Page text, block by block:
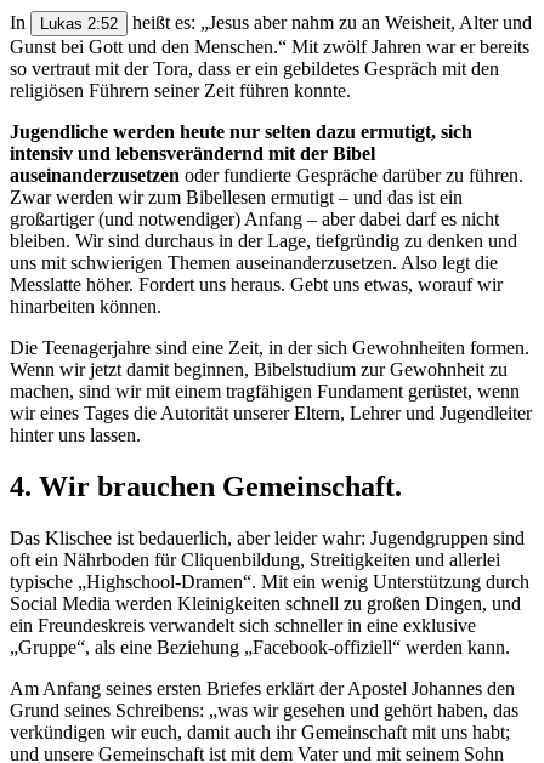
In Lukas 2:52
heißt es: „Jesus aber nahm zu an Weisheit, Alter und
Gunst bei Gott und den Menschen.“ Mit zwölf Jahren war er bereits
so vertraut mit der Tora, dass er ein gebildetes Gespräch mit den
religiösen Führern seiner Zeit führen konnte.
Jugendliche werden heute nur selten dazu ermutigt, sich
intensiv und lebensverändernd mit der Bibel
auseinanderzusetzen oder fundierte Gespräche darüber zu führen.
Zwar werden wir zum Bibellesen ermutigt – und das ist ein
großartiger (und notwendiger) Anfang – aber dabei darf es nicht
bleiben. Wir sind durchaus in der Lage, tiefgründig zu denken und
uns mit schwierigen Themen auseinanderzusetzen. Also legt die
Messlatte höher. Fordert uns heraus. Gebt uns etwas, worauf wir
hinarbeiten können.
Die Teenagerjahre sind eine Zeit, in der sich Gewohnheiten formen.
Wenn wir jetzt damit beginnen, Bibelstudium zur Gewohnheit zu
machen, sind wir mit einem tragfähigen Fundament gerüstet, wenn
wir eines Tages die Autorität unserer Eltern, Lehrer und Jugendleiter
hinter uns lassen.
4. Wir brauchen Gemeinschaft.
Das Klischee ist bedauerlich, aber leider wahr: Jugendgruppen sind
oft ein Nährboden für Cliquenbildung, Streitigkeiten und allerlei
typische „Highschool-Dramen“. Mit ein wenig Unterstützung durch
Social Media werden Kleinigkeiten schnell zu großen Dingen, und
ein Freundeskreis verwandelt sich schneller in eine exklusive
„Gruppe“, als eine Beziehung „Facebook-offiziell“ werden kann.
Am Anfang seines ersten Briefes erklärt der Apostel Johannes den
Grund seines Schreibens: „was wir gesehen und gehört haben, das
verkündigen wir euch, damit auch ihr Gemeinschaft mit uns habt;
und unsere Gemeinschaft ist mit dem Vater und mit seinem Sohn